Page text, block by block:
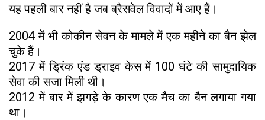
यह पहली बार नहीं है जब ब्रैसवेल विवादों में आए हैं।
2004 में भी कोकीन सेवन के मामले में एक महीने का बैन झेल
चुके हैं।
2017 में ड्रिंक एंड ड्राइव केस में 100 घंटे की सामुदायिक
सेवा की सजा मिली थी।
2012 में बार में झगड़े के कारण एक मैच का बैन लगाया गया
था।